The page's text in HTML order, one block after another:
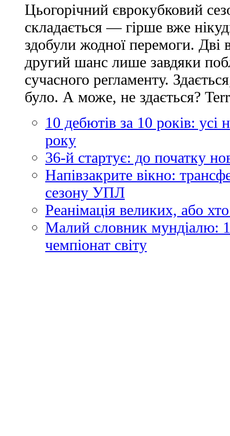
Цьогорічний єврокубковий
складається — гірше вже
здобули жодної перемоги.
другий шанс лише завдяки
сучасного регламенту.
було. А може, не здається?
10 дебютів за 10 років:
року
36-й стартує: до початку
Напівзакрите вікно:
сезону УПЛ
Реанімація великих, або
Малий словник мундіалю:
чемпіонат світу